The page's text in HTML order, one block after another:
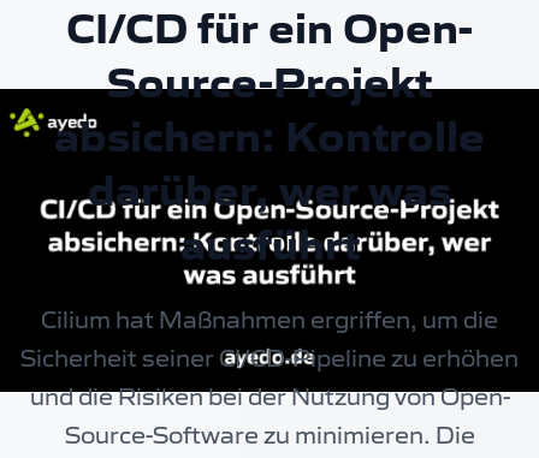
CI/CD für ein Open-
Source-Projekt
absichern: Kontrolle
darüber, wer was
ausführt
Cilium hat Maßnahmen ergriffen, um die
Sicherheit seiner CI/CD-Pipeline zu erhöhen
und die Risiken bei der Nutzung von Open-
Source-Software zu minimieren. Die